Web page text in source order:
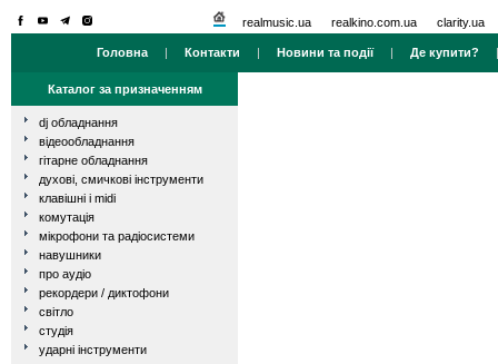
realmusic.ua realkino.com.ua clarity.ua
Головна | Контакти | Новини та події| Де купити?
Каталог за призначенням
dj обладнання
відеообладнання
гітарне обладнання
духові, смичкові інструменти
клавішні і midi
комутація
мікрофони та радіосистеми
навушники
про аудіо
рекордери / диктофони
світло
студія
ударні інструменти